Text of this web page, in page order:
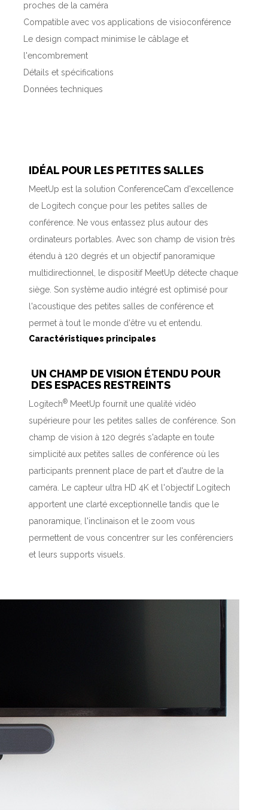
proches de la caméra
Compatible avec vos applications de visioconférence
Le design compact minimise le câblage et
l'encombrement
Détails et spécifications
Données techniques
IDÉAL POUR LES PETITES SALLES
MeetUp est la solution ConferenceCam d'excellence
de Logitech conçue pour les petites salles de
conférence. Ne vous entassez plus autour des
ordinateurs portables. Avec son champ de vision très
étendu à 120 degrés et un objectif panoramique
multidirectionnel, le dispositif MeetUp détecte chaque
siège. Son système audio intégré est optimisé pour
l'acoustique des petites salles de conférence et
permet à tout le monde d'être vu et entendu.
Caractéristiques principales
UN CHAMP DE VISION ÉTENDU POUR
DES ESPACES RESTREINTS
Logitech® MeetUp fournit une qualité vidéo
supérieure pour les petites salles de conférence. Son
champ de vision à 120 degrés s'adapte en toute
simplicité aux petites salles de conférence où les
participants prennent place de part et d'autre de la
caméra. Le capteur ultra HD 4K et l'objectif Logitech
apportent une clarté exceptionnelle tandis que le
panoramique, l'inclinaison et le zoom vous
permettent de vous concentrer sur les conférenciers
et leurs supports visuels.